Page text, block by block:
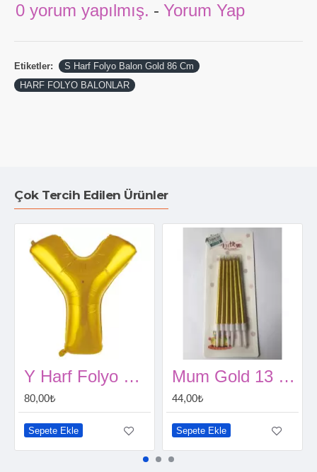
0 yorum yapılmış. - Yorum Yap
Etiketler:
S Harf Folyo Balon Gold 86 Cm
HARF FOLYO BALONLAR
Çok Tercih Edilen Ürünler
Y Harf Folyo Balon Gold (86 CM)
80,00₺
Sepete Ekle
Mum Gold 13 cm - 6'lı
44,00₺
Sepete Ekle